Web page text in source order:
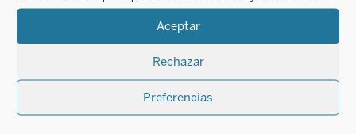
Aceptar
Rechazar
Preferencias
El autor traza un modelo para explicar
Este libro busca introducir a quienes no son
Aquino, destacando aspectos de su obra
su enseñanza sobre la naturaleza, los ...